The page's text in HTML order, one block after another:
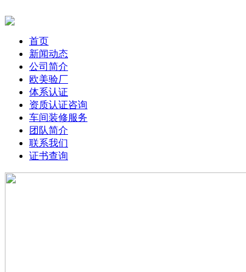
首页
新闻动态
公司简介
欧美验厂
体系认证
资质认证咨询
车间装修服务
团队简介
联系我们
证书查询